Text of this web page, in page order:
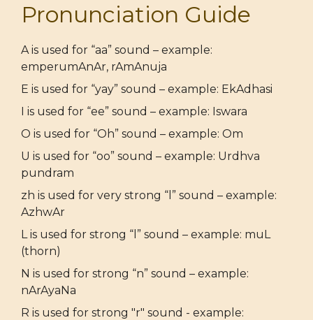
Pronunciation Guide
A is used for “aa” sound – example:
emperumAnAr, rAmAnuja
E is used for “yay” sound – example: EkAdhasi
I is used for “ee” sound – example: Iswara
O is used for “Oh” sound – example: Om
U is used for “oo” sound – example: Urdhva
pundram
zh is used for very strong “l” sound – example:
AzhwAr
L is used for strong “l” sound – example: muL
(thorn)
N is used for strong “n” sound – example:
nArAyaNa
R is used for strong "r" sound - example: